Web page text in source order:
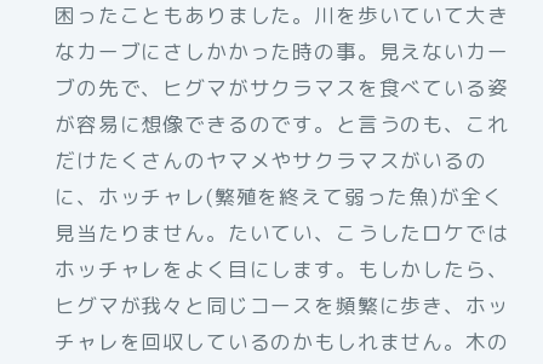
困ったこともありました。川を歩いていて大き
なカーブにさしかかった時の事。見えないカー
ブの先で、ヒグマがサクラマスを食べている姿
が容易に想像できるのです。と言うのも、これ
だけたくさんのヤマメやサクラマスがいるの
に、ホッチャレ(繁殖を終えて弱った魚)が全く
見当たりません。たいてい、こうしたロケでは
ホッチャレをよく目にします。もしかしたら、
ヒグマが我々と同じコースを頻繁に歩き、ホッ
チャレを回収しているのかもしれません。木の